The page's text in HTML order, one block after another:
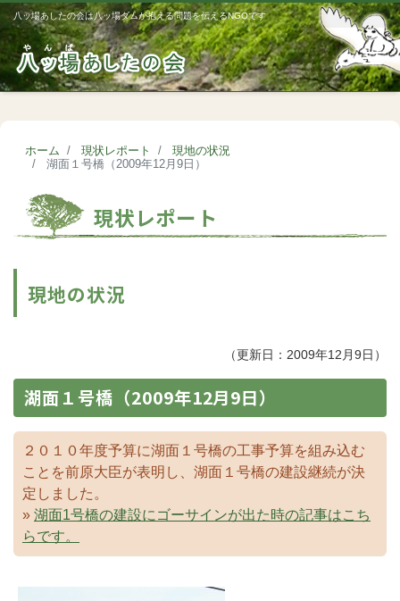
八ッ場あしたの会は八ッ場ダムが抱える問題を伝えるNGOです
ホーム 現状レポート
現地の状況
湖面１号橋（2009年12月9日）
現状レポート
現地の状況
（更新日：2009年12月9日）
湖面１号橋（2009年12月9日）
２０１０年度予算に湖面１号橋の工事予算を組み込む
ことを前原大臣が表明し、湖面１号橋の建設継続が決
定しました。
» 湖面1号橋の建設にゴーサインが出た時の記事はこち
らです。